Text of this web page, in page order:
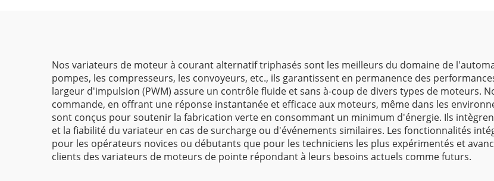
Nos variateurs de moteur à courant alternatif triphasés sont les meilleurs du domaine de
pompes, les compresseurs, les convoyeurs, etc., ils garantissent en permanence des
largeur d'impulsion (PWM) assure un contrôle fluide et sans à-coup de divers types de moteurs.
commande, en offrant une réponse instantanée et efficace aux moteurs, même dans les
sont conçus pour soutenir la fabrication verte en consommant un minimum d'énergie. Ils
et la fiabilité du variateur en cas de surcharge ou d'événements similaires. Les fonctionnalités
pour les opérateurs novices ou débutants que pour les techniciens les plus expérimentés et
clients des variateurs de moteurs de pointe répondant à leurs besoins actuels comme futurs.